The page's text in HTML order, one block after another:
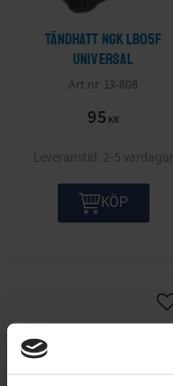
Tändhatt NGK LB05F
Universal
13-808
95 KR
2-5 vardagar
KÖP